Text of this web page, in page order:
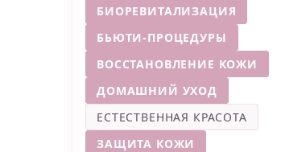
БИОРЕВИТАЛИЗАЦИЯ
БЬЮТИ-ПРОЦЕДУРЫ
ВОССТАНОВЛЕНИЕ КОЖИ
ДОМАШНИЙ УХОД
ЕСТЕСТВЕННАЯ КРАСОТА
ЗАЩИТА КОЖИ